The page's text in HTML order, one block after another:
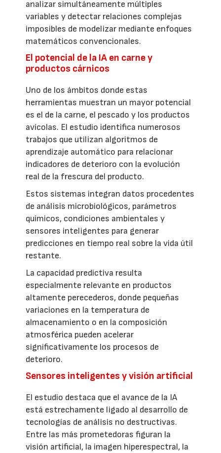
analizar simultáneamente múltiples
variables y detectar relaciones complejas
imposibles de modelizar mediante enfoques
matemáticos convencionales.
El potencial de la IA en carne y
productos cárnicos
Uno de los ámbitos donde estas
herramientas muestran un mayor potencial
es el de la carne, el pescado y los productos
avícolas. El estudio identifica numerosos
trabajos que utilizan algoritmos de
aprendizaje automático para relacionar
indicadores de deterioro con la evolución
real de la frescura del producto.
Estos sistemas integran datos procedentes
de análisis microbiológicos, parámetros
químicos, condiciones ambientales y
sensores inteligentes para generar
predicciones en tiempo real sobre la vida útil
restante.
La capacidad predictiva resulta
especialmente relevante en productos
altamente perecederos, donde pequeñas
variaciones en la temperatura de
almacenamiento o en la composición
atmosférica pueden acelerar
significativamente los procesos de
deterioro.
Sensores inteligentes y visión artificial
El estudio destaca que el avance de la IA
está estrechamente ligado al desarrollo de
tecnologías de análisis no destructivas.
Entre las más prometedoras figuran la
visión artificial, la imagen hiperespectral, la